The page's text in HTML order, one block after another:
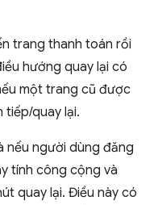
trang thanh toán rồi
hướng quay lại có
một trang cũ được
tiếp/quay lại.
nếu người dùng đăng
tính công cộng và
quay lại. Điều này có